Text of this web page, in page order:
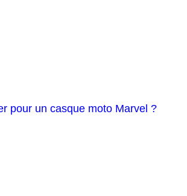
pour un casque moto Marvel ?